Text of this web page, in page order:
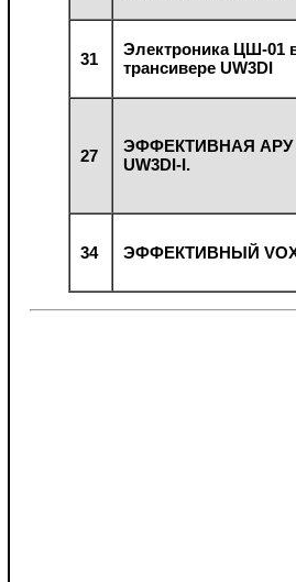
31
Электроника ЦШ-01
трансивере UW3DI
27
ЭФФЕКТИВНАЯ
UW3DI-I.
34 ЭФФЕКТИВНЫЙ